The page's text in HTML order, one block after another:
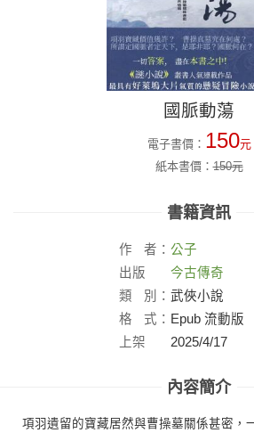
國脈動蕩
電子書價： 150元
紙本書價：150元
書籍資訊
作 者： 公子
出版
社：
今古傳奇
類
別： 武俠小說
格
式： Epub 流動版
上架
2025/4/17
內容簡介
項羽遺留的寶藏居然與曹操墓關係甚密，